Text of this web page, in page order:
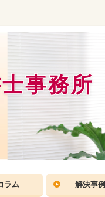
事務所
ラム 解決事例